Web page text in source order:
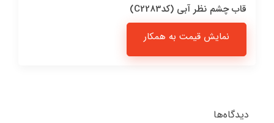
قاب چشم نظر آبی (کدC2283)
نمایش قیمت به همکار
دیدگاه‌ها